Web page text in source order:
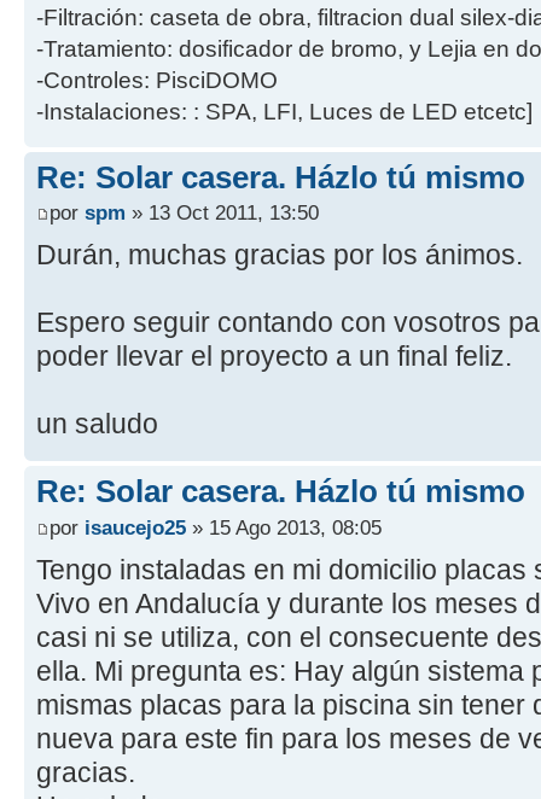
-Filtración: caseta de obra, filtracion dual silex-
-Tratamiento: dosificador de bromo, y Lejia en
-Controles: PisciDOMO
-Instalaciones: : SPA, LFI, Luces de LED etcetc]
Re: Solar casera. Házlo tú mismo
por spm » 13 Oct 2011, 13:50
Durán, muchas gracias por los ánimos.
Espero seguir contando con vosotros
poder llevar el proyecto a un final feliz.
un saludo
Re: Solar casera. Házlo tú mismo
por isaucejo25 » 15 Ago 2013, 08:05
Tengo instaladas en mi domicilio
Vivo en Andalucía y durante los meses
casi ni se utiliza, con el consecuente
ella. Mi pregunta es: Hay algún sistema
mismas placas para la piscina sin tener
nueva para este fin para los meses de
gracias.